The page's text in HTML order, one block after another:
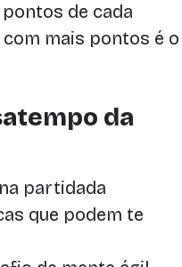
de cada
mais pontos é o
da
partidada
que podem te